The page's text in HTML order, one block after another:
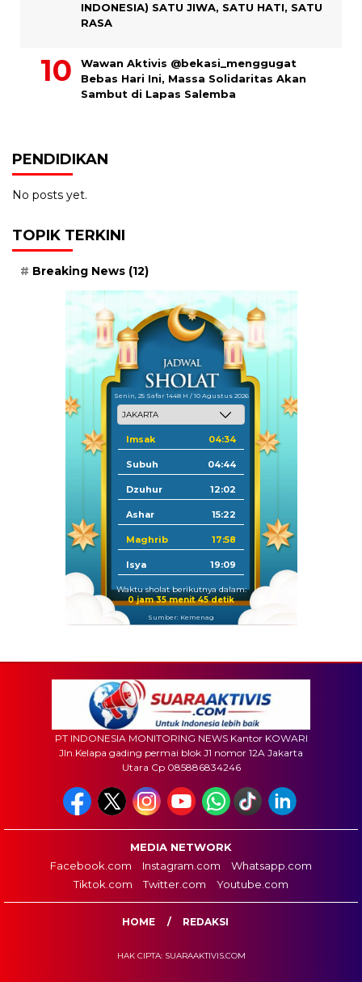
INDONESIA) SATU JIWA, SATU HATI, SATU
RASA
Wawan Aktivis @bekasi_menggugat
Bebas Hari Ini, Massa Solidaritas Akan
Sambut di Lapas Salemba
PENDIDIKAN
No posts yet.
TOPIK TERKINI
Breaking News (12)
Senin, 25 Safar 1448 H / 10 Agustus 2026
Imsak 04:34
Subuh 04:44
Dzuhur 12:02
Ashar 15:22
Maghrib 17:58
Isya 19:09
Waktu sholat berikutnya dalam:
0 jam 35 menit 43 detik
Sumber: Kemenag
PT INDONESIA MONITORING NEWS Kantor KOWARI
Jln.Kelapa gading permai blok J1 nomor 12A Jakarta
Utara Cp 085886834246
MEDIA NETWORK
Facebook.com
Instagram.com
Whatsapp.com
Tiktok.com
Twitter.com Youtube.com
HOME REDAKSI
HAK CIPTA: SUARAAKTIVIS.COM